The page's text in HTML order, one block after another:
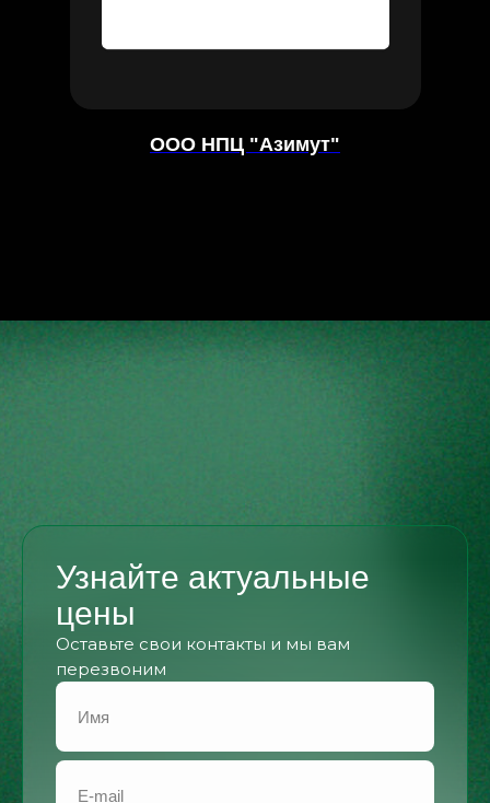
ООО НПЦ "Азимут"
Узнайте актуальные
цены
Оставьте свои контакты и мы вам
перезвоним